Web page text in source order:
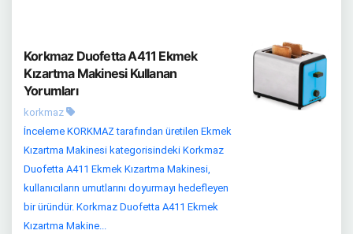
Korkmaz Duofetta A411 Ekmek
Kızartma Makinesi Kullanan
Yorumları
korkmaz
İnceleme KORKMAZ tarafından üretilen Ekmek
Kızartma Makinesi kategorisindeki Korkmaz
Duofetta A411 Ekmek Kızartma Makinesi,
kullanıcıların umutlarını doyurmayı hedefleyen
bir üründür. Korkmaz Duofetta A411 Ekmek
Kızartma Makine...